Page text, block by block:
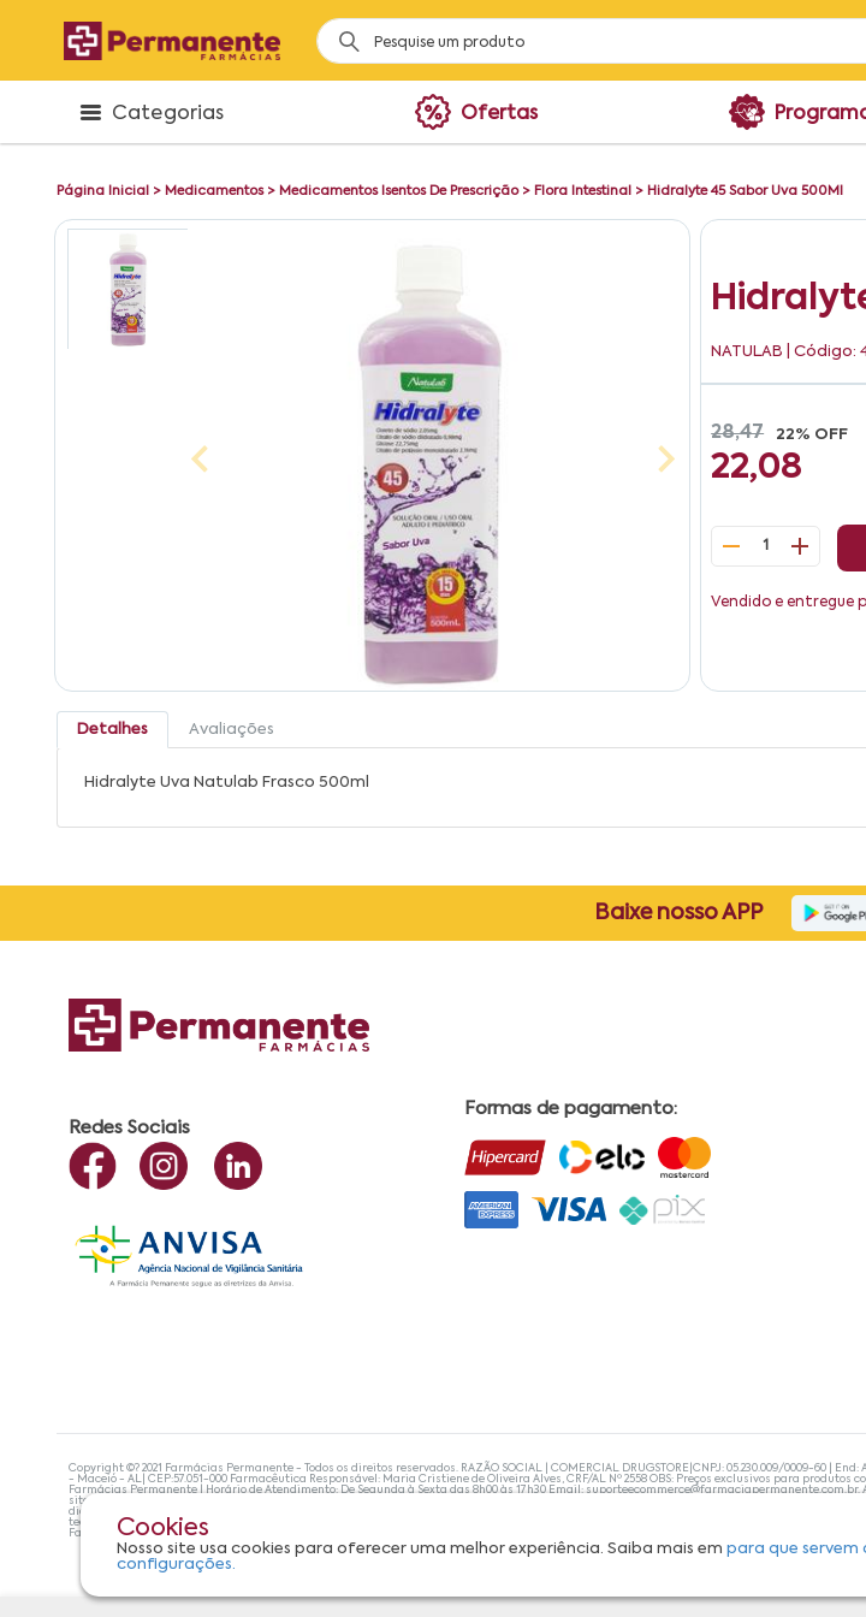
Categorias Ofertas
Página Inicial > Medicamentos> Medicamentos Isentos De Prescrição> Flora Intestinal > Hidralyte 45 Sabor Uva 500Ml
NATULAB | Código:
28,47 22% OFF
22,08
1
Vendido e entregue
Detalhes Avaliações
Hidralyte Uva Natulab Frasco 500ml
Cookies
Nosso site usa cookies para oferecer uma melhor experiência. Saiba mais empara que servem
configurações.
Baixe nosso APP
Redes Sociais
Formas de pagamento:
Copyright ©? 2021 Farmácias Permanente - Todos os direitos reservados. RAZÃO SOCIAL | COMERCIAL DRUGSTORE|CNPJ: 05.230.009/0009-60 | End:
- Maceió - AL| CEP:57.051-000 Farmacêutica Responsável: Maria Cristiene de Oliveira Alves, CRF/AL Nº 2558 OBS: Preços exclusivos para
Farmácias Permanente | Horário de Atendimento: De Segunda à Sexta das 8h00 às 17h30 Email: suporteecommerce@farmaciapermanente.com.br.
site não devem ser utilizadas para automedicação e, de forma alguma, substituem as orientações de um profissional da área médica. Apenas o
diagnosticar problemas de saúde e prescrever o tratamento adequado. Se os sintomas persistirem, um médico deve ser consultado. A Farmácia
tecnologias mais avançadas de proteção de dados, para que você possa realizar suas compras com tranquilidade. A privacidade e a segurança
Farmácias Permanente. Todos os pedidos efetuados estão sujeitos à confirmação da disponibilidade de produto em nosso estoque.